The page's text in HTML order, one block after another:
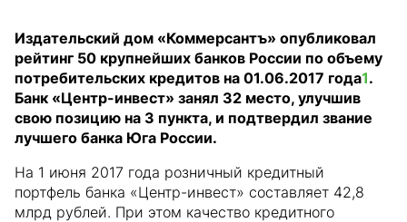
Издательский дом «Коммерсантъ» опубликовал
рейтинг 50 крупнейших банков России по объему
потребительских кредитов на 01.06.2017 года1.
Банк «Центр-инвест» занял 32 место, улучшив
свою позицию на 3 пункта, и подтвердил звание
лучшего банка Юга России.
На 1 июня 2017 года розничный кредитный
портфель банка «Центр-инвест» составляет 42,8
млрд рублей. При этом качество кредитного